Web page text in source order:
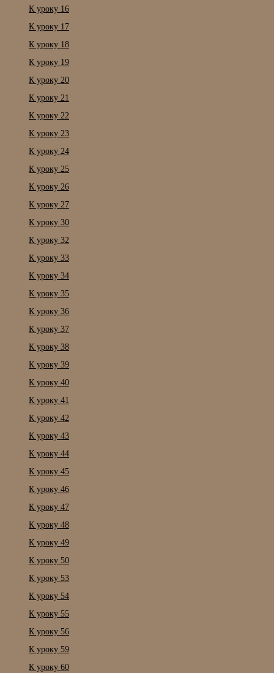
К уроку 16
К уроку 17
К уроку 18
К уроку 19
К уроку 20
К уроку 21
К уроку 22
К уроку 23
К уроку 24
К уроку 25
К уроку 26
К уроку 27
К уроку 30
К уроку 32
К уроку 33
К уроку 34
К уроку 35
К уроку 36
К уроку 37
К уроку 38
К уроку 39
К уроку 40
К уроку 41
К уроку 42
К уроку 43
К уроку 44
К уроку 45
К уроку 46
К уроку 47
К уроку 48
К уроку 49
К уроку 50
К уроку 53
К уроку 54
К уроку 55
К уроку 56
К уроку 59
К уроку 60